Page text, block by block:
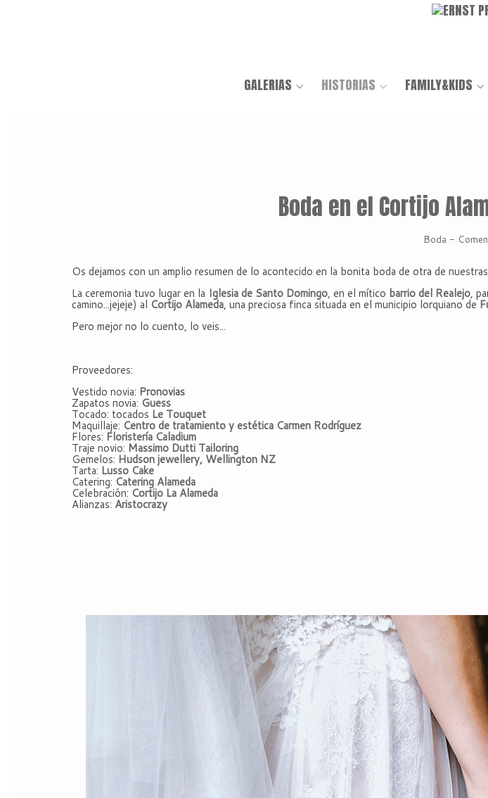
GALERIAS HISTORIAS FAMILY&KIDS
Boda en el Cortijo
Boda -
Os dejamos con un amplio resumen de lo acontecido en la bonita boda de otra de nuestras
La ceremonia tuvo lugar en la Iglesia de Santo Domingo, en el mítico barrio del Realejo,
camino...jejeje) al Cortijo Alameda, una preciosa finca situada en el municipio lorquiano de
Pero mejor no lo cuento, lo veis...
Proveedores:
Vestido novia: Pronovias
Zapatos novia: Guess
Tocado: tocados Le Touquet
Maquillaje: Centro de tratamiento y estética Carmen Rodríguez
Flores: Floristería Caladium
Traje novio: Massimo Dutti Tailoring
Gemelos: Hudson jewellery, Wellington NZ
Tarta: Lusso Cake
Catering: Catering Alameda
Celebración: Cortijo La Alameda
Alianzas: Aristocrazy